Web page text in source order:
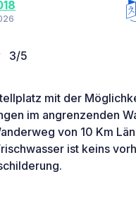
3/5
mit der
im angrenzenden
von 10 Km
ist keins